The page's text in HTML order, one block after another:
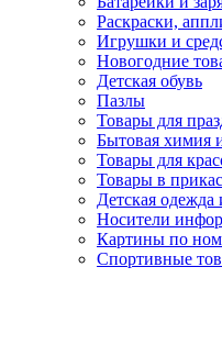
Раскраски,
Игрушки и
Новогодние
Детская обувь
Пазлы
Товары для
Бытовая химия
Товары для
Товары в
Детская одежда
Носители
Картины по
Спортивные